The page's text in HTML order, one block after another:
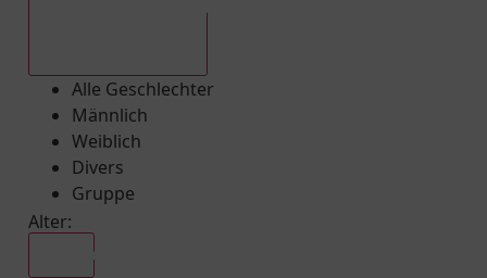
Alle Geschlechter
Männlich
Weiblich
Divers
Gruppe
Alter: